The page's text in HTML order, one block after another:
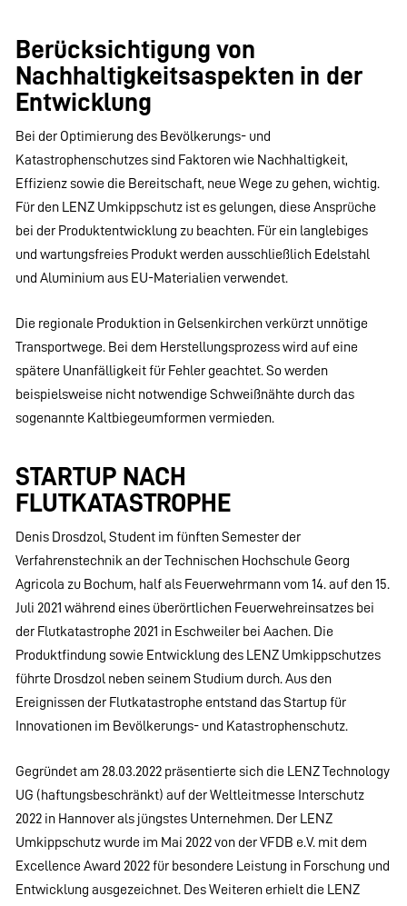
Berücksichtigung von
Nachhaltigkeitsaspekten in der
Entwicklung
Bei der Optimierung des Bevölkerungs- und
Katastrophenschutzes sind Faktoren wie Nachhaltigkeit,
Effizienz sowie die Bereitschaft, neue Wege zu gehen, wichtig.
Für den LENZ Umkippschutz ist es gelungen, diese Ansprüche
bei der Produktentwicklung zu beachten. Für ein langlebiges
und wartungsfreies Produkt werden ausschließlich Edelstahl
und Aluminium aus EU-Materialien verwendet.
Die regionale Produktion in Gelsenkirchen verkürzt unnötige
Transportwege. Bei dem Herstellungsprozess wird auf eine
spätere Unanfälligkeit für Fehler geachtet. So werden
beispielsweise nicht notwendige Schweißnähte durch das
sogenannte Kaltbiegeumformen vermieden.
STARTUP NACH
FLUTKATASTROPHE
Denis Drosdzol, Student im fünften Semester der
Verfahrenstechnik an der Technischen Hochschule Georg
Agricola zu Bochum, half als Feuerwehrmann vom 14. auf den 15.
Juli 2021 während eines überörtlichen Feuerwehreinsatzes bei
der Flutkatastrophe 2021 in Eschweiler bei Aachen. Die
Produktfindung sowie Entwicklung des LENZ Umkippschutzes
führte Drosdzol neben seinem Studium durch. Aus den
Ereignissen der Flutkatastrophe entstand das Startup für
Innovationen im Bevölkerungs- und Katastrophenschutz.
Gegründet am 28.03.2022 präsentierte sich die LENZ Technology
UG (haftungsbeschränkt) auf der Weltleitmesse Interschutz
2022 in Hannover als jüngstes Unternehmen. Der LENZ
Umkippschutz wurde im Mai 2022 von der VFDB e.V. mit dem
Excellence Award 2022 für besondere Leistung in Forschung und
Entwicklung ausgezeichnet. Des Weiteren erhielt die LENZ